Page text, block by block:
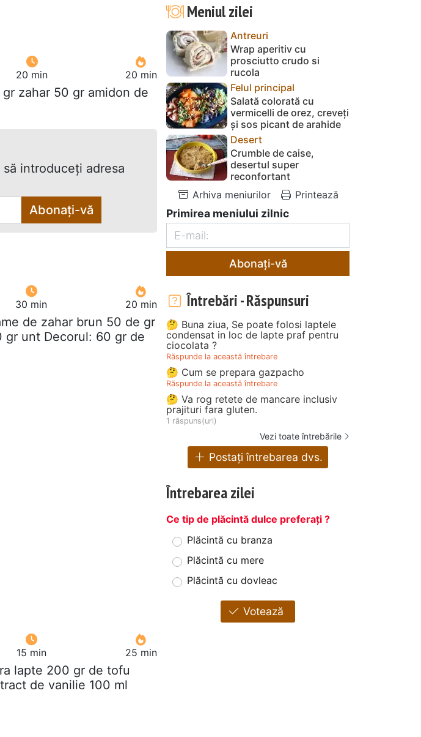
20 min 20 min
zahar 50 gr amidon de
introduceţi adresa
Abonați-vă
30 min 20 min
de zahar brun 50 de gr
gr unt Decorul: 60 gr de
15 min 25 min
lapte 200 gr de tofu
de vanilie 100 ml
Meniul zilei
Antreuri
Wrap aperitiv cu
prosciutto crudo si
rucola
Felul principal
Salată colorată cu
vermicelli de orez, creveți
și sos picant de arahide
Desert
Crumble de caise,
desertul super
reconfortant
Arhiva meniurilor
Printează
Primirea meniului zilnic
Abonați-vă
Întrebări - Răspunsuri
🤔 Buna ziua, Se poate folosi laptele
condensat in loc de lapte praf pentru
ciocolata ?
Răspunde la această întrebare
🤔 Cum se prepara gazpacho
Răspunde la această întrebare
🤔 Va rog retete de mancare inclusiv
prajituri fara gluten.
1 răspuns(uri)
Vezi toate întrebările
Postați întrebarea dvs.
Întrebarea zilei
Ce tip de plăcintă dulce preferați ?
Plăcintă cu branza
Plăcintă cu mere
Plăcintă cu dovleac
Votează